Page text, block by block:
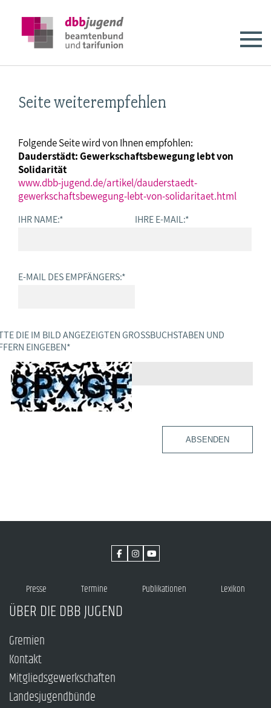
Seite weiterempfehlen
Folgende Seite wird von Ihnen empfohlen:
Dauderstädt: Gewerkschaftsbewegung lebt von
Solidarität
www.dbb-jugend.de/artikel/dauderstaedt-
gewerkschaftsbewegung-lebt-von-solidaritaet.html
IHR NAME:* IHRE E-MAIL:*
E-MAIL DES EMPFÄNGERS:*
DIE IM BILD ANGEZEIGTEN GROSSBUCHSTABEN UND Z
EINGEBEN *
ABSENDEN
Presse Termine Publikationen Lexikon
ÜBER DIE DBB JUGEND
Gremien
Kontakt
Mitgliedsgewerkschaften
Landesjugendbünde